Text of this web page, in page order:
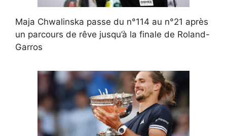
Maja Chwalinska passe du n°114 au n°21 après
un parcours de rêve jusqu’à la finale de Roland-
Garros